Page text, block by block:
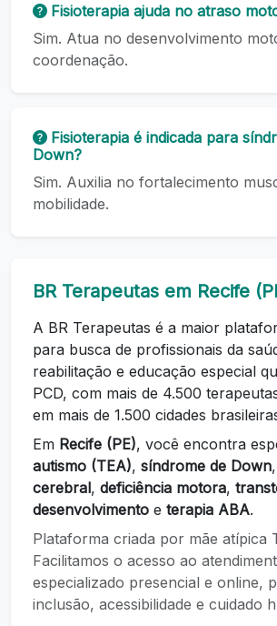
Fisioterapia ajuda no atraso
Sim. Atua no desenvolvimento
coordenação.
Fisioterapia é indicada para
Down?
Sim. Auxilia no fortalecimento
mobilidade.
BR Terapeutas em Recife
A BR Terapeutas é a maior
para busca de profissionais da
reabilitação e educação especial
PCD, com mais de 4.500
em mais de 1.500 cidades
Em Recife (PE), você encontra
autismo (TEA), síndrome de Down,
cerebral, deficiência motora,
desenvolvimento e terapia ABA.
Plataforma criada por mãe atípica
Facilitamos o acesso ao
especializado presencial e online,
inclusão, acessibilidade e cuidado